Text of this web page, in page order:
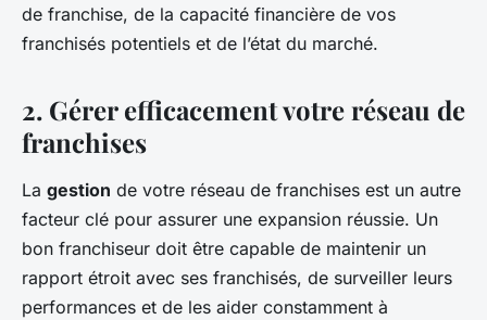
de franchise, de la capacité financière de vos
franchisés potentiels et de l’état du marché.
2. Gérer efficacement votre réseau de
franchises
La gestion de votre réseau de franchises est un autre
facteur clé pour assurer une expansion réussie. Un
bon franchiseur doit être capable de maintenir un
rapport étroit avec ses franchisés, de surveiller leurs
performances et de les aider constamment à